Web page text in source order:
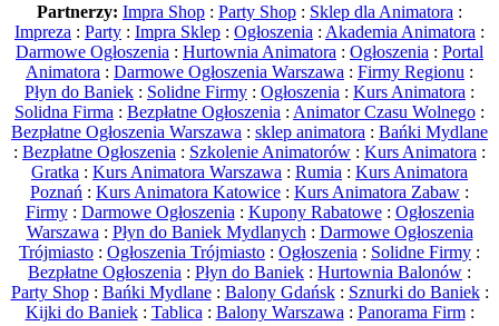
Partnerzy: Impra Shop : Party Shop : Sklep dla Animatora :
Impreza : Party : Impra Sklep : Ogłoszenia : Akademia Animatora :
Darmowe Ogłoszenia : Hurtownia Animatora : Ogłoszenia : Portal
Animatora : Darmowe Ogłoszenia Warszawa : Firmy Regionu :
Płyn do Baniek : Solidne Firmy : Ogłoszenia : Kurs Animatora :
Solidna Firma : Bezpłatne Ogłoszenia : Animator Czasu Wolnego :
Bezpłatne Ogłoszenia Warszawa : sklep animatora : Bańki Mydlane
: Bezpłatne Ogłoszenia : Szkolenie Animatorów : Kurs Animatora :
Gratka : Kurs Animatora Warszawa : Rumia : Kurs Animatora
Poznań : Kurs Animatora Katowice : Kurs Animatora Zabaw :
Firmy: Darmowe Ogłoszenia : Kupony Rabatowe: Ogłoszenia
Warszawa : Płyn do Baniek Mydlanych : Darmowe Ogłoszenia
Trójmiasto : Ogłoszenia Trójmiasto : Ogłoszenia : Solidne Firmy :
Bezpłatne Ogłoszenia : Płyn do Baniek : Hurtownia Balonów :
Party Shop: Bańki Mydlane: Balony Gdańsk: Sznurki do Baniek:
Kijki do Baniek: Tablica : Balony Warszawa : Panorama Firm: